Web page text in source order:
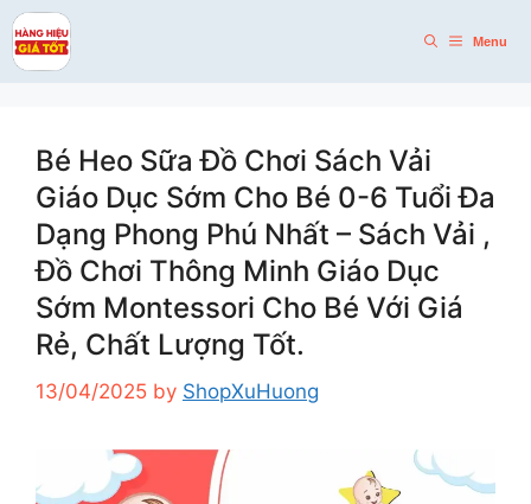
Skip
to
content
Menu
Bé Heo Sữa Đồ Chơi Sách Vải
Giáo Dục Sớm Cho Bé 0-6 Tuổi Đa
Dạng Phong Phú Nhất – Sách Vải ,
Đồ Chơi Thông Minh Giáo Dục
Sớm Montessori Cho Bé Với Giá
Rẻ, Chất Lượng Tốt.
13/04/2025 by ShopXuHuong